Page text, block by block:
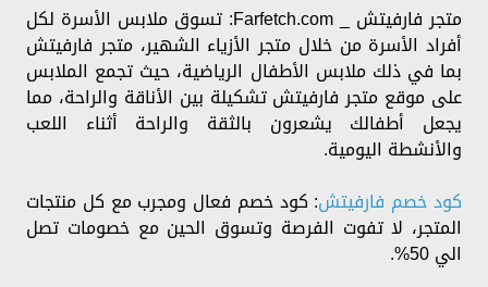
متجر فارفيتش _ Farfetch.com: تسوق ملابس الأسرة لكل
أفراد الأسرة من خلال متجر الأزياء الشهير، متجر فارفيتش
بما في ذلك ملابس الأطفال الرياضية، حيث تجمع الملابس
على موقع متجر فارفيتش تشكيلة بين الأناقة والراحة، مما
يجعل أطفالك يشعرون بالثقة والراحة أثناء اللعب
والأنشطة اليومية.
كود خصم فارفيتش: كود خصم فعال ومجرب مع كل منتجات
المتجر، لا تفوت الفرصة وتسوق الحين مع خصومات تصل
الي 50%.